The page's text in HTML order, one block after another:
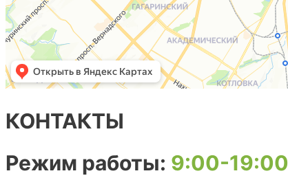
КОНТАКТЫ
Режим работы: 9:00-19:00